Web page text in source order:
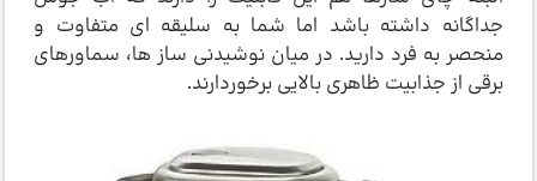
جداگانه داشته باشد اما شما به سلیقه ای متفاوت و
منحصر به فرد دارید. در میان نوشیدنی ساز ها، سماورهای
برقی از جذابیت ظاهری بالایی برخوردارند.